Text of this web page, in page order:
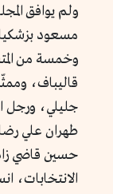
ولم يوافق
مسعود
وخمسة من
قاليباف،
جليلي،
طهران علي
حسين قاضي
الانتخابات،